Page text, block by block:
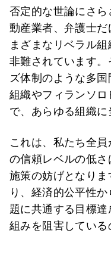
否定的な世論にさ
動産業者、弁護士
まざまなリベラル
非難されています
ズ体制のような多
組織やフィランソ
で、あらゆる組織に
これは、私たち全
の信頼レベルの低
施策の妨げとなり
り、経済的公平性
題に共通する目標
組みを阻害している